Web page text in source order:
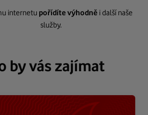
internetu pořídíte výhodně i další naše
služby.
by vás zajímat